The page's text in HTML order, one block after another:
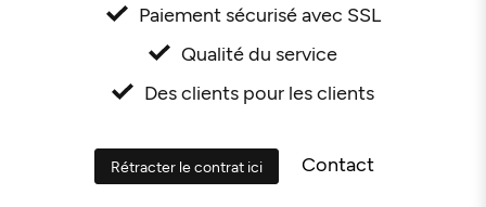
Paiement sécurisé avec SSL
Qualité du service
Des clients pour les clients
Rétracter le contrat ici Contact